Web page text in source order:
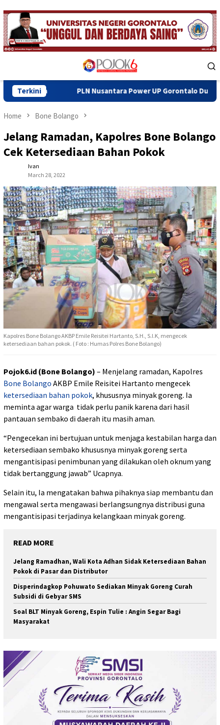
Skip
to
content
Menu
Terkini
PLN Nusantara Power UP Gorontalo Dukung Penguatan
Home Bone Bolango
Jelang Ramadan, Kapolres Bone Bolango
Cek Ketersediaan Bahan Pokok
Ivan
March 28, 2022
Kapolres Bone Bolango AKBP Emile Reisitei Hartanto, S.H., S.I.K, mengecek
ketersediaan bahan pokok. ( Foto : Humas Polres Bone Bolango)
Pojok6.id (Bone Bolango) – Menjelang ramadan, Kapolres
Bone Bolango AKBP Emile Reisitei Hartanto mengecek
ketersediaan bahan pokok, khususnya minyak goreng. Ia
meminta agar warga tidak perlu panik karena dari hasil
pantauan sembako di daerah itu masih aman.
“Pengecekan ini bertujuan untuk menjaga kestabilan harga dan
ketersediaan sembako khususnya minyak goreng serta
mengantisipasi penimbunan yang dilakukan oleh oknum yang
tidak bertanggung jawab” Ucapnya.
Selain itu, Ia mengatakan bahwa pihaknya siap membantu dan
mengawal serta mengawasi berlangsungnya distribusi guna
mengantisipasi terjadinya kelangkaan minyak goreng.
READ MORE
Jelang Ramadhan, Wali Kota Adhan Sidak Ketersediaan Bahan
Pokok di Pasar dan Distributor
Disperindagkop Pohuwato Sediakan Minyak Goreng Curah
Subsidi di Gebyar SMS
Soal BLT Minyak Goreng, Espin Tulie : Angin Segar Bagi
Masyarakat